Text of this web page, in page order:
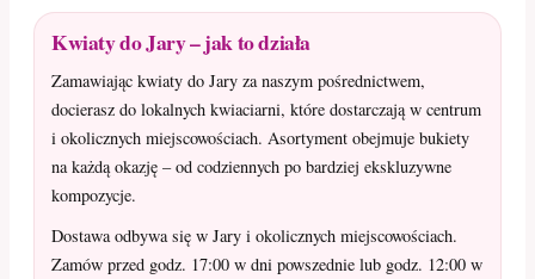
Kwiaty do Jary – jak to działa
Zamawiając kwiaty do Jary za naszym pośrednictwem,
docierasz do lokalnych kwiaciarni, które dostarczają w centrum
i okolicznych miejscowościach. Asortyment obejmuje bukiety
na każdą okazję – od codziennych po bardziej ekskluzywne
kompozycje.
Dostawa odbywa się w Jary i okolicznych miejscowościach.
Zamów przed godz. 17:00 w dni powszednie lub godz. 12:00 w